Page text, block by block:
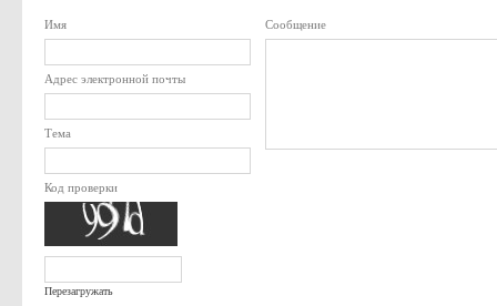
Имя
Адрес электронной почты
Тема
Код проверки
Сообщение